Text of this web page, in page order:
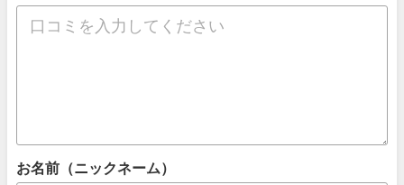
お名前（ニックネーム）